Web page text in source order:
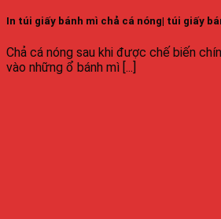
In túi giấy bánh mì chả cá nóng| túi giấy
Chả cá nóng sau khi được chế biến
vào những ổ bánh mì [...]